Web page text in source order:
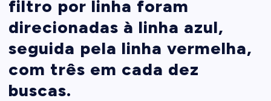
filtro por linha foram
direcionadas à linha azul,
seguida pela linha vermelha,
com três em cada dez
buscas.